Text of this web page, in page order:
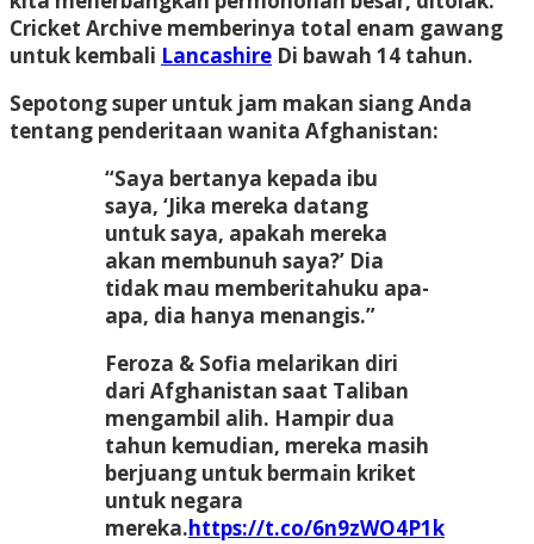
Cricket Archive memberinya total enam gawang
untuk kembali Lancashire Di bawah 14 tahun.
Sepotong super untuk jam makan siang Anda
tentang penderitaan wanita Afghanistan:
“Saya bertanya kepada ibu
saya, ‘Jika mereka datang
untuk saya, apakah mereka
akan membunuh saya?’ Dia
tidak mau memberitahuku apa-
apa, dia hanya menangis.”
Feroza & Sofia melarikan diri
dari Afghanistan saat Taliban
mengambil alih. Hampir dua
tahun kemudian, mereka masih
berjuang untuk bermain kriket
untuk negara
mereka.https://t.co/6n9zWO4P1k